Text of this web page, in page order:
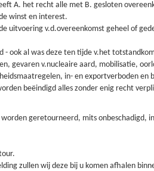
A. het recht alle met B. gesloten
winst en interest.
v.d.overeenkomst geheel of
al was deze ten tijde v.het
gevaren v.nucleaire aard, mobilisatie,
in- en exportverboden en
beëindigd alles zonder enig recht
geretourneerd, mits onbeschadigd,
zullen wij deze bij u komen afhalen